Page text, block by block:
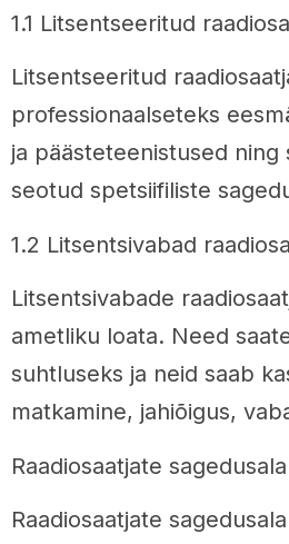
1.1 Litsentseeritud
Litsentseeritud
professionaalseteks
ja päästeteenistused ning
seotud spetsiifiliste
1.2 Litsentsivabad
Litsentsivabade
ametliku loata. Need
suhtluseks ja neid saab
matkamine, jahiõigus,
Raadiosaatjate
Raadiosaatjate